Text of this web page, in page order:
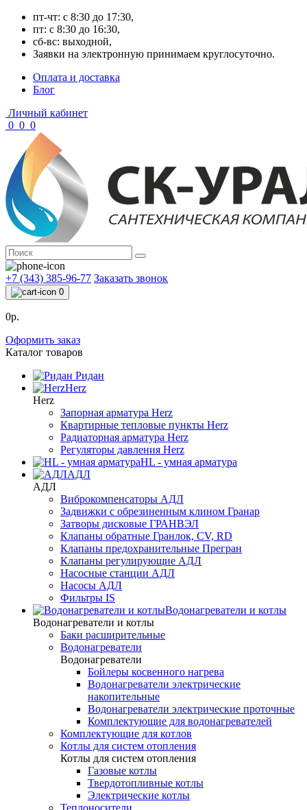
пт-чт: с 8:30 до 17:30,
пт: с 8:30 до 16:30,
сб-вс: выходной,
Заявки на электронную принимаем круглосуточно.
Оплата и доставка
Блог
Личный кабинет
0 0 0
+7 (343) 385-96-77 Заказать звонок
0
0р.
Оформить заказ
Каталог товаров
Ридан
Herz
Herz
Запорная арматура Herz
Квартирные тепловые пункты Herz
Радиаторная арматура Herz
Регуляторы давления Herz
HL - умная арматура
АДЛ
АДЛ
Виброкомпенсаторы АДЛ
Задвижки с обрезиненным клином Гранар
Затворы дисковые ГРАНВЭЛ
Клапаны обратные Гранлок, CV, RD
Клапаны предохранительные Прегран
Клапаны регулирующие АДЛ
Насосные станции АДЛ
Насосы АДЛ
Фильтры IS
Водонагреватели и котлы
Водонагреватели и котлы
Баки расширительные
Водонагреватели
Водонагреватели
Бойлеры косвенного нагрева
Водонагреватели электрические
накопительные
Водонагреватели электрические проточные
Комплектующие для водонагревателей
Комплектующие для котлов
Котлы для систем отопления
Котлы для систем отопления
Газовые котлы
Твердотопливные котлы
Электрические котлы
Теплоносители